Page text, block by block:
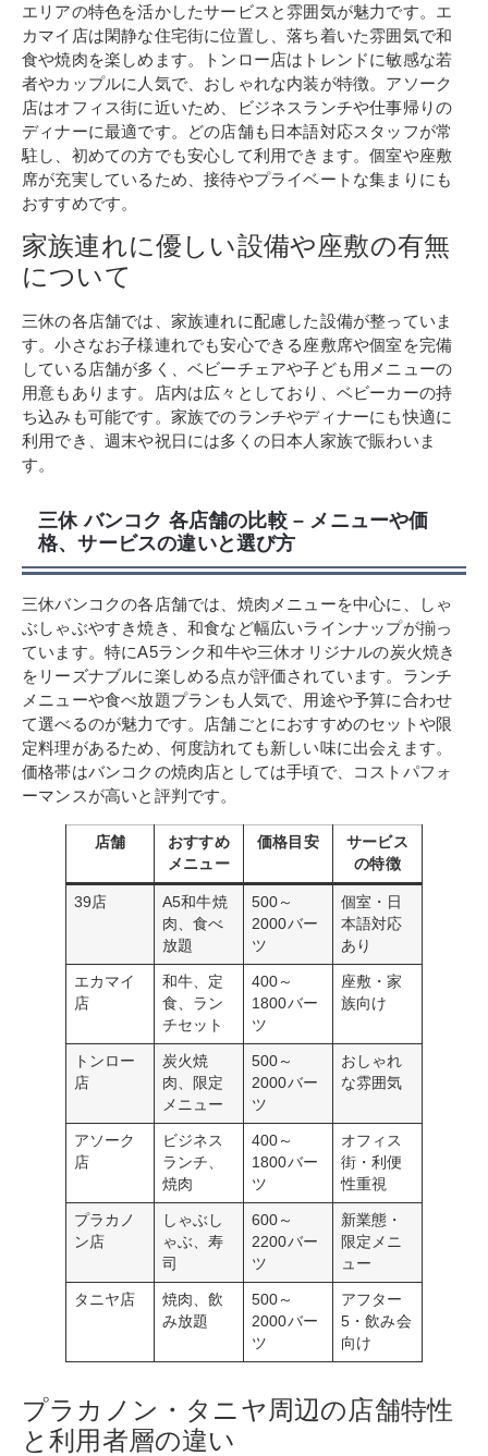
エリアの特色を活かしたサービスと雰囲気が魅力です。エ
カマイ店は閑静な住宅街に位置し、落ち着いた雰囲気で和
食や焼肉を楽しめます。トンロー店はトレンドに敏感な若
者やカップルに人気で、おしゃれな内装が特徴。アソーク
店はオフィス街に近いため、ビジネスランチや仕事帰りの
ディナーに最適です。どの店舗も日本語対応スタッフが常
駐し、初めての方でも安心して利用できます。個室や座敷
席が充実しているため、接待やプライベートな集まりにも
おすすめです。
家族連れに優しい設備や座敷の有無
について
三休の各店舗では、家族連れに配慮した設備が整っていま
す。小さなお子様連れでも安心できる座敷席や個室を完備
している店舗が多く、ベビーチェアや子ども用メニューの
用意もあります。店内は広々としており、ベビーカーの持
ち込みも可能です。家族でのランチやディナーにも快適に
利用でき、週末や祝日には多くの日本人家族で賑わいま
す。
三休 バンコク 各店舗の比較 – メニューや価
格、サービスの違いと選び方
三休バンコクの各店舗では、焼肉メニューを中心に、しゃ
ぶしゃぶやすき焼き、和食など幅広いラインナップが揃っ
ています。特にA5ランク和牛や三休オリジナルの炭火焼き
をリーズナブルに楽しめる点が評価されています。ランチ
メニューや食べ放題プランも人気で、用途や予算に合わせ
て選べるのが魅力です。店舗ごとにおすすめのセットや限
定料理があるため、何度訪れても新しい味に出会えます。
価格帯はバンコクの焼肉店としては手頃で、コストパフォ
ーマンスが高いと評判です。
店舗
おすすめ
メニュー
価格目安
サービス
の特徴
39店
A5和牛焼
肉、食べ
放題
500～
2000バー
ツ
個室・日
本語対応
あり
エカマイ
店
和牛、定
食、ラン
チセット
400～
1800バー
ツ
座敷・家
族向け
トンロー
店
炭火焼
肉、限定
メニュー
500～
2000バー
ツ
おしゃれ
な雰囲気
アソーク
店
ビジネス
ランチ、
焼肉
400～
1800バー
ツ
オフィス
街・利便
性重視
プラカノ
ン店
しゃぶし
ゃぶ、寿
司
600～
2200バー
ツ
新業態・
限定メニ
ュー
タニヤ店
焼肉、飲
み放題
500～
2000バー
ツ
アフター
5・飲み会
向け
プラカノン・タニヤ周辺の店舗特性
と利用者層の違い